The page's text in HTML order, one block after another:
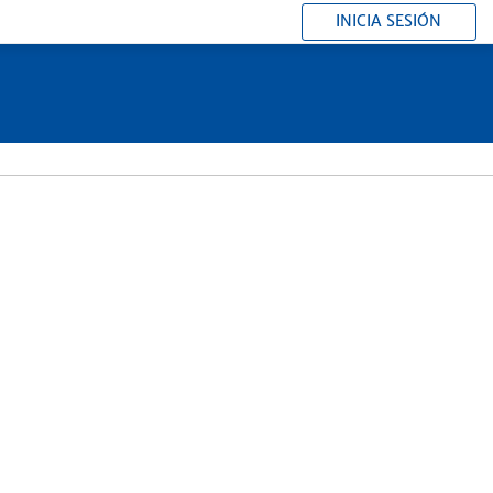
INICIA SESIÓN